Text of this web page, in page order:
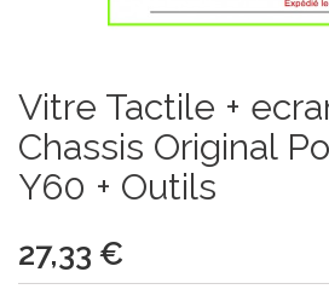
Vitre Tactile +
Chassis Original
Y60 + Outils
27,33 €